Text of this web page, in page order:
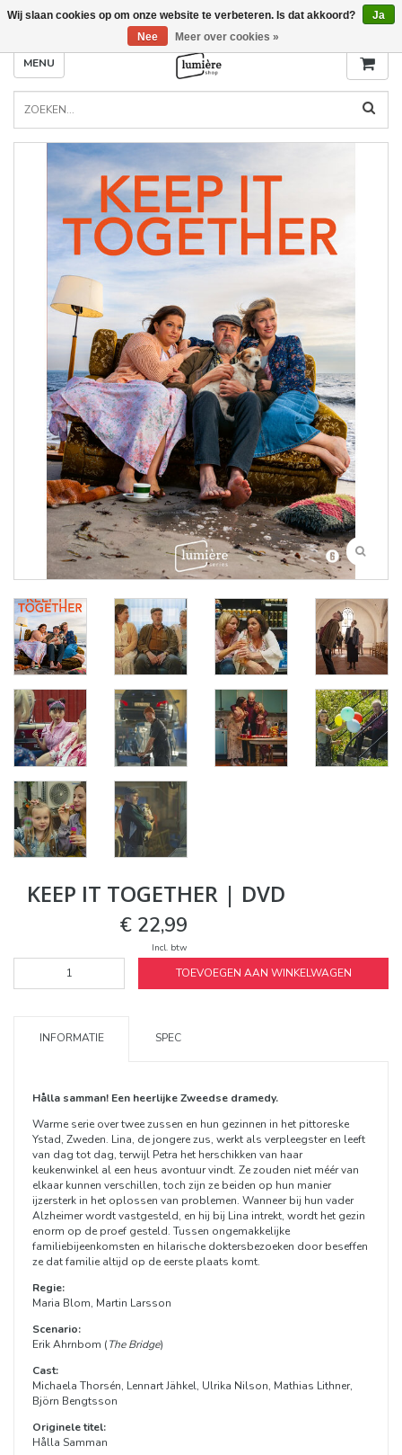
MENU
KEEP IT TOGETHER | DVD
€ 22,99
Incl. btw
TOEVOEGEN AAN WINKELWAGEN
INFORMATIE SPEC
Hålla samman! Een heerlijke Zweedse dramedy.
Warme serie over twee zussen en hun gezinnen in het pittoreske
Ystad, Zweden. Lina, de jongere zus, werkt als verpleegster en leeft
van dag tot dag, terwijl Petra het herschikken van haar
keukenwinkel al een heus avontuur vindt. Ze zouden niet méér van
elkaar kunnen verschillen, toch zijn ze beiden op hun manier
ijzersterk in het oplossen van problemen. Wanneer bij hun vader
Alzheimer wordt vastgesteld, en hij bij Lina intrekt, wordt het gezin
enorm op de proef gesteld. Tussen ongemakkelijke
familiebijeenkomsten en hilarische doktersbezoeken door beseffen
ze dat familie altijd op de eerste plaats komt.
Regie:
Maria Blom, Martin Larsson
Scenario:
Erik Ahrnbom (The Bridge)
Cast:
Michaela Thorsén, Lennart Jähkel, Ulrika Nilson, Mathias Lithner,
Björn Bengtsson
Originele titel:
Hålla Samman
Wij slaan cookies op om onze website te verbeteren. Is dat akkoord?
Ja
Nee
Meer over cookies »